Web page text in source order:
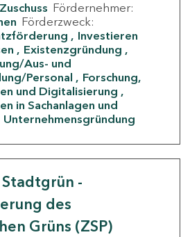
Zuschuss Fördernehmer:
Förderzweck:
Investieren
Existenzgründung
Aus- und
Personal
Forschung,
und Digitalisierung
in Sachanlagen und
Unternehmensgründung
-
des
Grüns (ZSP)